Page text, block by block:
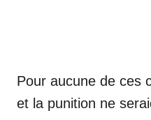
Pour aucune de ces
et la punition ne